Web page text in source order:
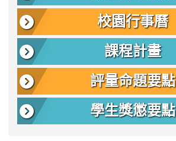
校園行事曆
課程計畫
評量命題要點
學生獎懲要點